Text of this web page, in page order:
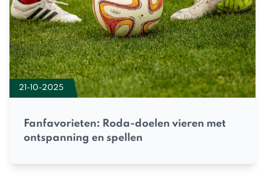
21-10-2025
Fanfavorieten: Roda-doelen vieren met
ontspanning en spellen